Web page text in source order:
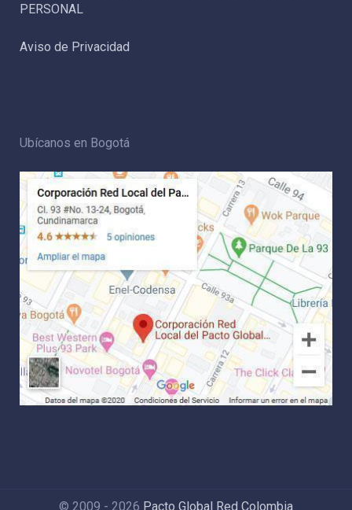
PERSONAL
Aviso de Privacidad
Ubícanos en Bogotá
© 2009 - 2026 Pacto Global Red Colombia